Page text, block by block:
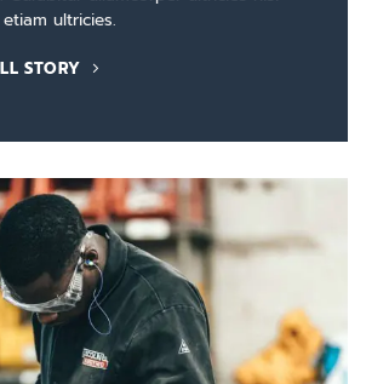
ultricies.
STORY